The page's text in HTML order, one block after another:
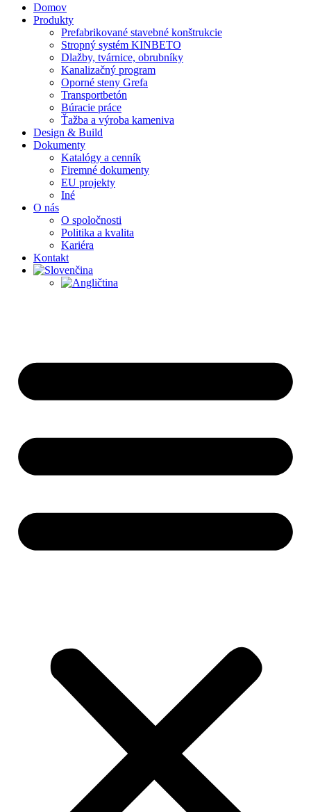
Domov
Produkty
Prefabrikované stavebné konštrukcie
Stropný systém KINBETO
Dlažby, tvárnice, obrubníky
Kanalizačný program
Oporné steny Grefa
Transportbetón
Búracie práce
Ťažba a výroba kameniva
Design & Build
Dokumenty
Katalógy a cenník
Firemné dokumenty
EU projekty
Iné
O nás
O spoločnosti
Politika a kvalita
Kariéra
Kontakt